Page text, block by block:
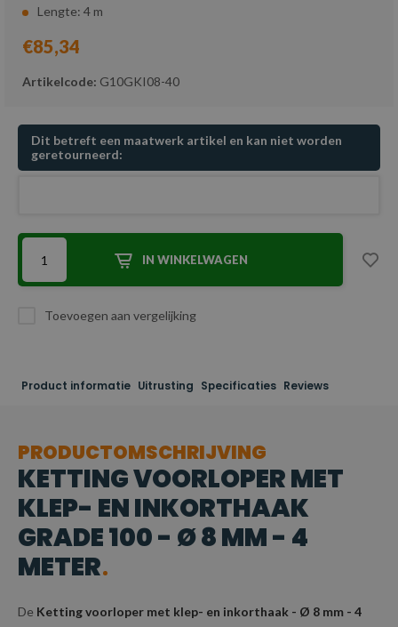
Lengte: 4 m
€85,34
Artikelcode: G10GKI08-40
Dit betreft een maatwerk artikel en kan niet worden
geretourneerd:
IN WINKELWAGEN
Toevoegen aan vergelijking
Product informatie Uitrusting Specificaties Reviews
PRODUCTOMSCHRIJVING
KETTING VOORLOPER MET
KLEP- EN INKORTHAAK
GRADE 100 - Ø 8 MM - 4
METER
De Ketting voorloper met klep- en inkorthaak - Ø 8 mm - 4